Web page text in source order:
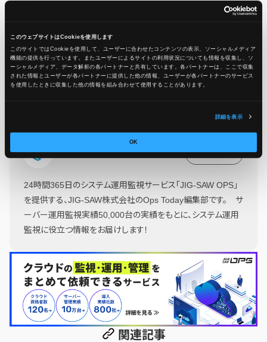
このウェブサイトはCookieを使用します
このサイトではCookieを使用して、ユーザーに合わせたコンテンツの表示、ソーシャルメディア
機能の提供を行っています。またユーザーによるサイトの利用状況についても情報を収集し、ソ
ーシャルメディア、データ解析の各パートナーと共有しています。各パートナーは、ここで収集
された情報とユーザーが各パートナーに提供した他の情報、ユーザーが各パートナーのサービス
を使用したときに収集した他の情報を組み合わせて使用​​することがあります。
詳細を表示
OK
Ops Today編集部 もっと読む
24時間365日のシステム運用監視サービス「JIG-SAW OPS」
を提供する、JIG-SAW株式会社のOps Today編集部です。 サ
ーバー運用監視実績50,000台の実績をもとに、システム運用
監視に役立つ情報をお届けします！
関連記事